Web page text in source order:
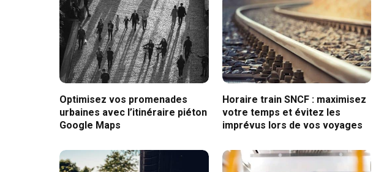
Optimisez vos promenades
urbaines avec l’itinéraire piéton
Google Maps
Horaire train SNCF : maximisez
votre temps et évitez les
imprévus lors de vos voyages